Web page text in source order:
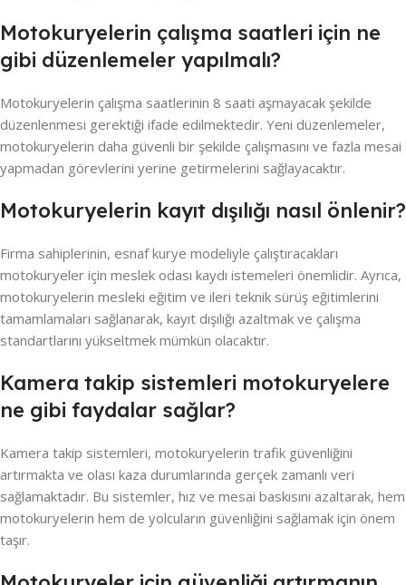
Motokuryelerin çalışma saatleri için ne
gibi düzenlemeler yapılmalı?
Motokuryelerin çalışma saatlerinin 8 saati aşmayacak şekilde
düzenlenmesi gerektiği ifade edilmektedir. Yeni düzenlemeler,
motokuryelerin daha güvenli bir şekilde çalışmasını ve fazla mesai
yapmadan görevlerini yerine getirmelerini sağlayacaktır.
Motokuryelerin kayıt dışılığı nasıl önlenir?
Firma sahiplerinin, esnaf kurye modeliyle çalıştıracakları
motokuryeler için meslek odası kaydı istemeleri önemlidir. Ayrıca,
motokuryelerin mesleki eğitim ve ileri teknik sürüş eğitimlerini
tamamlamaları sağlanarak, kayıt dışılığı azaltmak ve çalışma
standartlarını yükseltmek mümkün olacaktır.
Kamera takip sistemleri motokuryelere
ne gibi faydalar sağlar?
Kamera takip sistemleri, motokuryelerin trafik güvenliğini
artırmakta ve olası kaza durumlarında gerçek zamanlı veri
sağlamaktadır. Bu sistemler, hız ve mesai baskısını azaltarak, hem
motokuryelerin hem de yolcuların güvenliğini sağlamak için önem
taşır.